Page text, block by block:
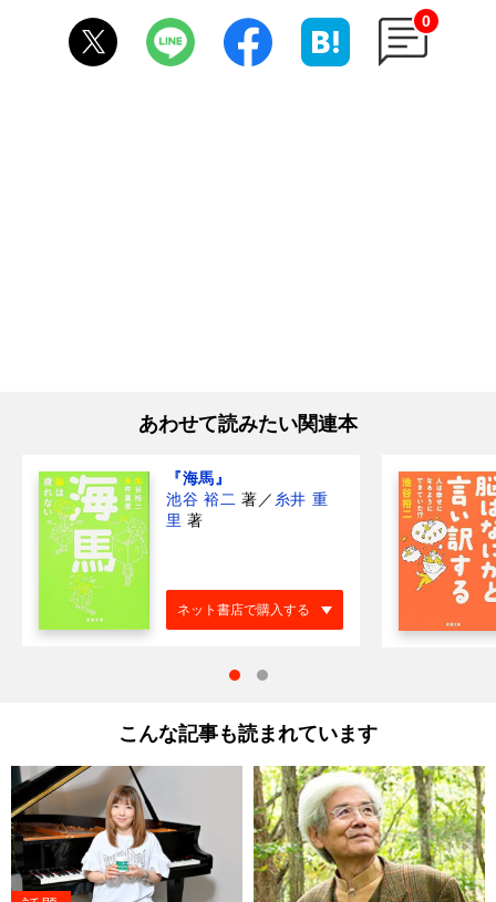
0
あわせて読みたい関連本
『海馬』
池谷 裕二 著／ 糸井 重
里 著
ネット書店で購入する
こんな記事も読まれています